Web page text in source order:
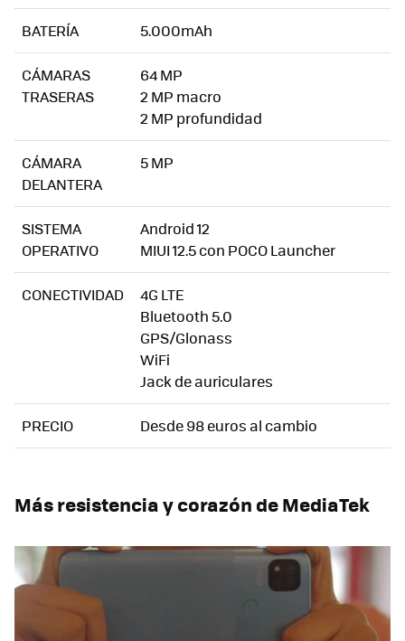
BATERÍA 5.000mAh
CÁMARAS
TRASERAS
64 MP
2 MP macro
2 MP profundidad
CÁMARA
DELANTERA
5 MP
SISTEMA
OPERATIVO
Android 12
MIUI 12.5 con POCO Launcher
CONECTIVIDAD
4G LTE
Bluetooth 5.0
GPS/Glonass
WiFi
Jack de auriculares
PRECIO Desde 98 euros al cambio
Más resistencia y corazón de MediaTek